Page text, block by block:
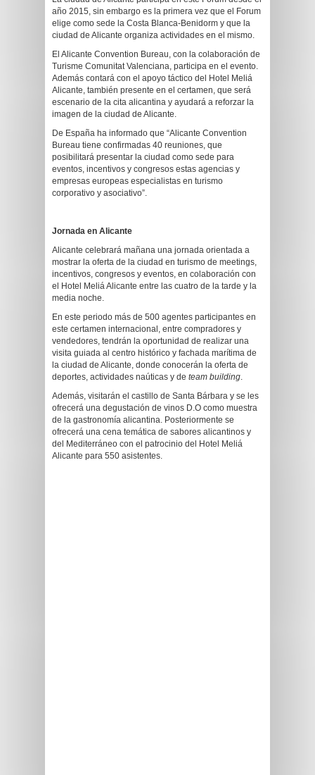
año 2015, sin embargo es la primera vez que el Forum
elige como sede la Costa Blanca-Benidorm y que la
ciudad de Alicante organiza actividades en el mismo.
El Alicante Convention Bureau, con la colaboración de
Turisme Comunitat Valenciana, participa en el evento.
Además contará con el apoyo táctico del Hotel Meliá
Alicante, también presente en el certamen, que será
escenario de la cita alicantina y ayudará a reforzar la
imagen de la ciudad de Alicante.
De España ha informado que “Alicante Convention
Bureau tiene confirmadas 40 reuniones, que
posibilitará presentar la ciudad como sede para
eventos, incentivos y congresos estas agencias y
empresas europeas especialistas en turismo
corporativo y asociativo”.
Jornada en Alicante
Alicante celebrará mañana una jornada orientada a
mostrar la oferta de la ciudad en turismo de meetings,
incentivos, congresos y eventos, en colaboración con
el Hotel Meliá Alicante entre las cuatro de la tarde y la
media noche.
En este periodo más de 500 agentes participantes en
este certamen internacional, entre compradores y
vendedores, tendrán la oportunidad de realizar una
visita guiada al centro histórico y fachada marítima de
la ciudad de Alicante, donde conocerán la oferta de
deportes, actividades naúticas y de team building.
Además, visitarán el castillo de Santa Bárbara y se les
ofrecerá una degustación de vinos D.O como muestra
de la gastronomía alicantina. Posteriormente se
ofrecerá una cena temática de sabores alicantinos y
del Mediterráneo con el patrocinio del Hotel Meliá
Alicante para 550 asistentes.